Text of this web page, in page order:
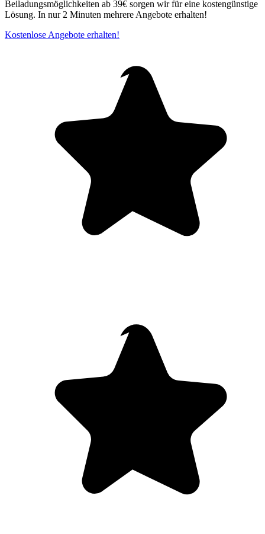
Beiladungsmöglichkeiten ab 39€ sorgen wir für eine kostengünstige
Lösung. In nur 2 Minuten mehrere Angebote erhalten!
Kostenlose Angebote erhalten!